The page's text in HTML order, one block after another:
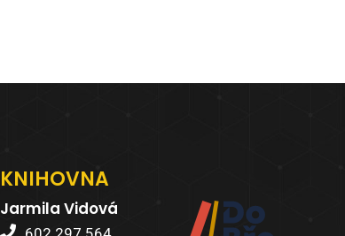
KNIHOVNA
Jarmila Vidová